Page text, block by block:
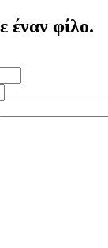
έναν φίλο.